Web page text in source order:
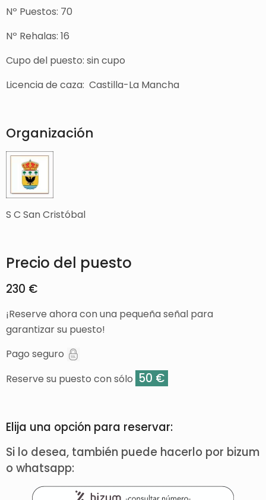
Nº Puestos: 70
Nº Rehalas: 16
Cupo del puesto: sin cupo
Licencia de caza: Castilla-La Mancha
Organización
S C San Cristóbal
Precio del puesto
230 €
¡Reserve ahora con una pequeña señal para
garantizar su puesto!
Pago seguro
Reserve su puesto con sólo 50 €
Elija una opción para reservar:
Si lo desea, también puede hacerlo por bizum
o whatsapp: